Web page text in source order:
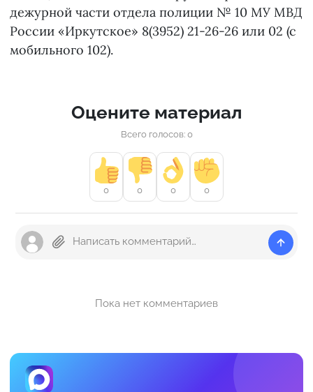
дежурной части отдела полиции № 10 МУ МВД
России «Иркутское» 8(3952) 21-26-26 или 02 (с
мобильного 102).
Оцените материал
Всего голосов: 0
0 0 0 0
Пока нет комментариев